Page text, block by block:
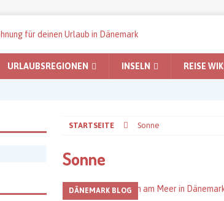
URLAUBSREGIONEN INSELN REISE WIKI
STARTSEITE Sonne
Sonne
DÄNEMARK BLOG